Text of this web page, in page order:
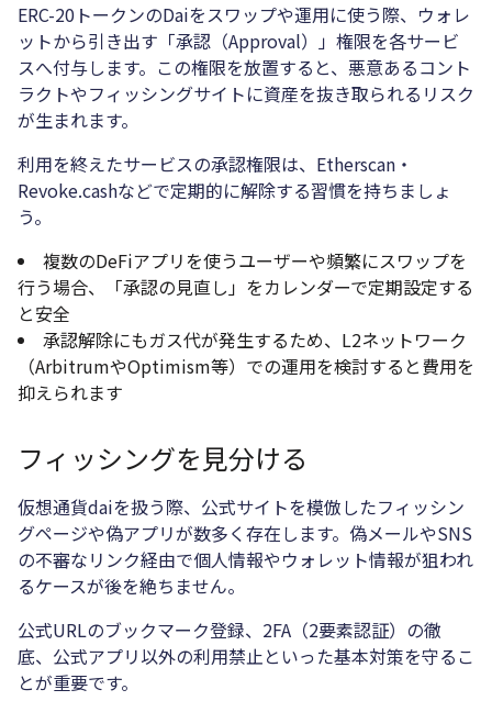
ERC-20トークンのDaiをスワップや運用に使う際、ウォレ
ットから引き出す「承認（Approval）」権限を各サービ
スへ付与します。この権限を放置すると、悪意あるコント
ラクトやフィッシングサイトに資産を抜き取られるリスク
が生まれます。
利用を終えたサービスの承認権限は、Etherscan・
Revoke.cashなどで定期的に解除する習慣を持ちましょ
う。
複数のDeFiアプリを使うユーザーや頻繁にスワップを
行う場合、「承認の見直し」をカレンダーで定期設定する
と安全
承認解除にもガス代が発生するため、L2ネットワーク
（ArbitrumやOptimism等）での運用を検討すると費用を
抑えられます
フィッシングを見分ける
仮想通貨daiを扱う際、公式サイトを模倣したフィッシン
グページや偽アプリが数多く存在します。偽メールやSNS
の不審なリンク経由で個人情報やウォレット情報が狙われ
るケースが後を絶ちません。
公式URLのブックマーク登録、2FA（2要素認証）の徹
底、公式アプリ以外の利用禁止といった基本対策を守るこ
とが重要です。